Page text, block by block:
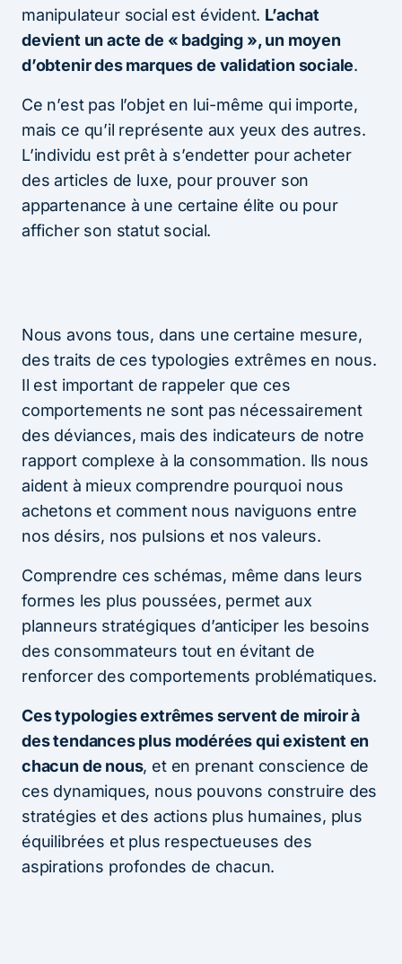
manipulateur social est évident. L’achat
devient un acte de « badging », un moyen
d’obtenir des marques de validation sociale.
Ce n’est pas l’objet en lui-même qui importe,
mais ce qu’il représente aux yeux des autres.
L’individu est prêt à s’endetter pour acheter
des articles de luxe, pour prouver son
appartenance à une certaine élite ou pour
afficher son statut social.
Nous avons tous, dans une certaine mesure,
des traits de ces typologies extrêmes en nous.
Il est important de rappeler que ces
comportements ne sont pas nécessairement
des déviances, mais des indicateurs de notre
rapport complexe à la consommation. Ils nous
aident à mieux comprendre pourquoi nous
achetons et comment nous naviguons entre
nos désirs, nos pulsions et nos valeurs.
Comprendre ces schémas, même dans leurs
formes les plus poussées, permet aux
planneurs stratégiques d’anticiper les besoins
des consommateurs tout en évitant de
renforcer des comportements problématiques.
Ces typologies extrêmes servent de miroir à
des tendances plus modérées qui existent en
chacun de nous, et en prenant conscience de
ces dynamiques, nous pouvons construire des
stratégies et des actions plus humaines, plus
équilibrées et plus respectueuses des
aspirations profondes de chacun.